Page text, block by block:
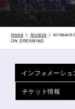
Home Archive
billboard
ON DREAMING
インフォメーショ
チケット情報